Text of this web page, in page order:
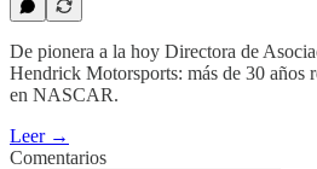
De pionera a la hoy Directora de
Hendrick Motorsports: más de 30 años
en NASCAR.
Leer →
Comentarios